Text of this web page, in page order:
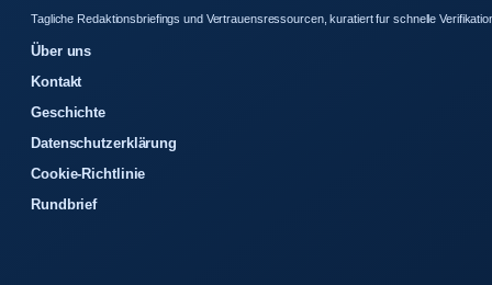
Tagliche Redaktionsbriefings und Vertrauensressourcen, kuratiert fur schnelle
Über uns
Kontakt
Geschichte
Datenschutzerklärung
Cookie-Richtlinie
Rundbrief